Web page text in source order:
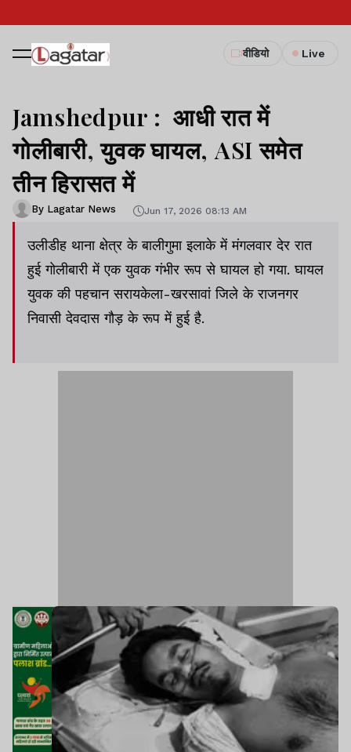
वीडियो Live
Jamshedpur : आधी रात में
गोलीबारी, युवक घायल, ASI समेत
तीन हिरासत में
By Lagatar News Jun 17, 2026 08:13 AM
उलीडीह थाना क्षेत्र के बालीगुमा इलाके में मंगलवार देर रात
हुई गोलीबारी में एक युवक गंभीर रूप से घायल हो गया. घायल
युवक की पहचान सरायकेला-खरसावां जिले के राजनगर
निवासी देवदास गौड़ के रूप में हुई है.